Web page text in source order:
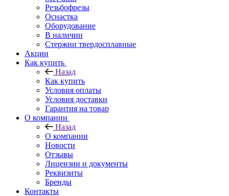
Резьбофрезы
Оснастка
Оборудование
В наличии
Стержни твердосплавные
Акции
Как купить
Назад
Как купить
Условия оплаты
Условия доставки
Гарантия на товар
О компании
Назад
О компании
Новости
Отзывы
Лицензии и документы
Реквизиты
Бренды
Контакты